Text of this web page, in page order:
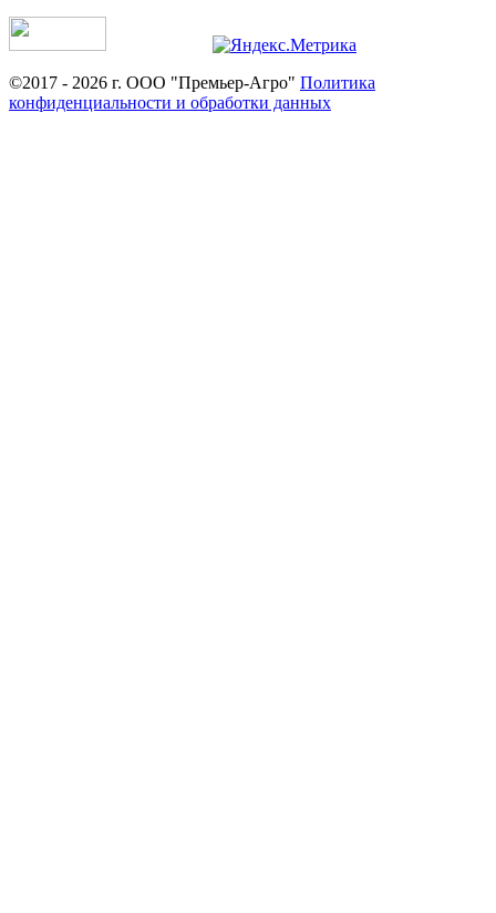
©2017 - 2026 г. ООО "Премьер-Агро" Политика
конфиденциальности и обработки данных